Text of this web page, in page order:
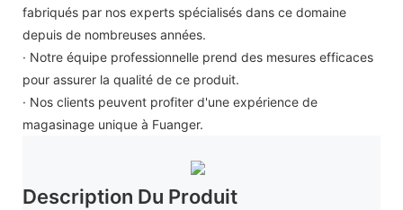
fabriqués par nos experts spécialisés dans ce domaine
depuis de nombreuses années.
· Notre équipe professionnelle prend des mesures efficaces
pour assurer la qualité de ce produit.
· Nos clients peuvent profiter d'une expérience de
magasinage unique à Fuanger.
Description Du Produit